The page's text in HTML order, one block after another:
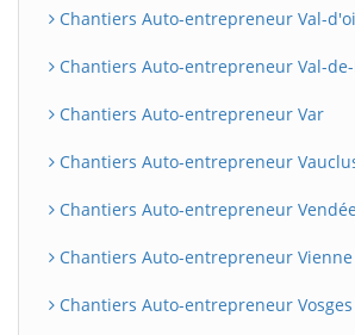
Chantiers Auto-entrepreneur Val-
Chantiers Auto-entrepreneur Val-
Chantiers Auto-entrepreneur Var
Chantiers Auto-entrepreneur
Chantiers Auto-entrepreneur Vendée
Chantiers Auto-entrepreneur Vienne
Chantiers Auto-entrepreneur Vosges